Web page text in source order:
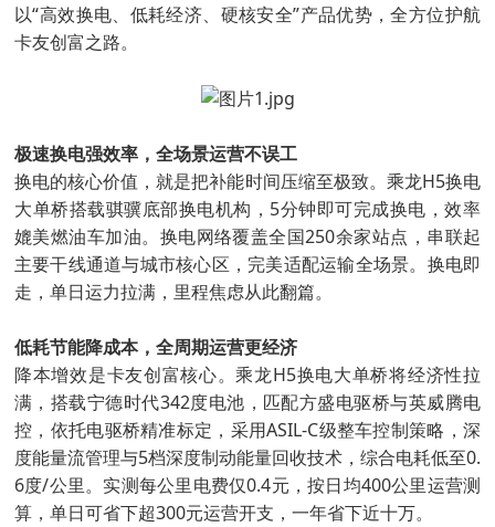
以“高效换电、低耗经济、硬核安全”产品优势，全方位护航
卡友创富之路。
极速换电强效率，全场景运营不误工
换电的核心价值，就是把补能时间压缩至极致。乘龙H5换电
大单桥搭载骐骥底部换电机构，5分钟即可完成换电，效率
媲美燃油车加油。换电网络覆盖全国250余家站点，串联起
主要干线通道与城市核心区，完美适配运输全场景。换电即
走，单日运力拉满，里程焦虑从此翻篇。
低耗节能降成本，全周期运营更经济
降本增效是卡友创富核心。乘龙H5换电大单桥将经济性拉
满，搭载宁德时代342度电池，匹配方盛电驱桥与英威腾电
控，依托电驱桥精准标定，采用ASIL-C级整车控制策略，深
度能量流管理与5档深度制动能量回收技术，综合电耗低至0.
6度/公里。实测每公里电费仅0.4元，按日均400公里运营测
算，单日可省下超300元运营开支，一年省下近十万。